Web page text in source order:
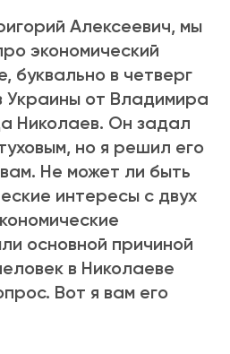
Алексеевич, мы
экономический
буквально в четверг
Украины от Владимира
Николаев. Он задал
но я решил его
Не может ли быть
интересы с двух
основной причиной
в Николаеве
Вот я вам его